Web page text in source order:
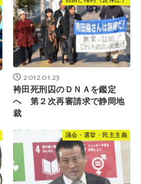
2012.01.23
袴田死刑囚のＤＮＡを鑑定
へ 第２次再審請求で静岡地
裁
議会・選挙・民主主義